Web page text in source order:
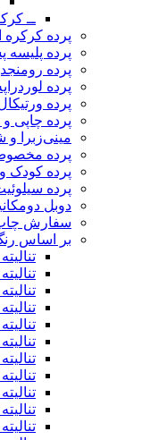
ــ
پرده کرکره
پرده پلیسه
پرده رومن
پرده لوردراپه
پرده
پرده چاپی و
مینی‌زبرا و
پرده مخصوص
پرده کودک و
پرده
دوبل
سفارش
بر اساس رنگ
تنالیته
تنالیته
تنالیته